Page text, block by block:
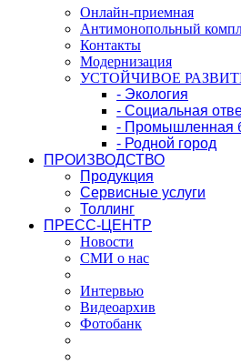
Онлайн-приемная
Антимонопольный
Контакты
Модернизация
УСТОЙЧИВОЕ
- Экология
- Социальная
- Промышленная
- Родной город
ПРОИЗВОДСТВО
Продукция
Сервисные услуги
Толлинг
ПРЕСС-ЦЕНТР
Новости
СМИ о нас
Интервью
Видеоархив
Фотобанк